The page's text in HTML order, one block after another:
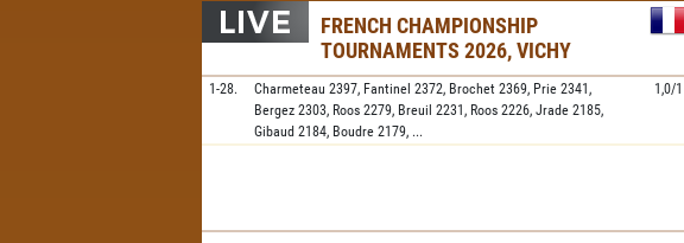
FRENCH CHAMPIONSHIP
TOURNAMENTS 2026, VICHY
1-28. Charmeteau 2397, Fantinel 2372, Brochet 2369, Prie 2341,
Bergez 2303, Roos 2279, Breuil 2231, Roos 2226,Jrade 2185,
Gibaud 2184, Boudre 2179, ...
1,0/1